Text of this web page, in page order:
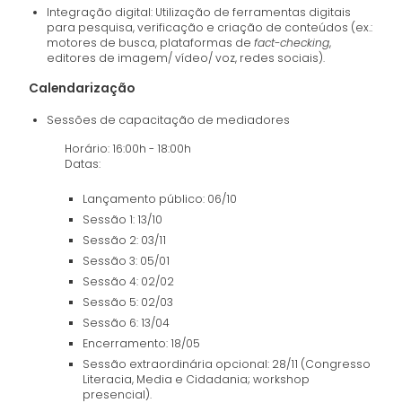
Integração digital: Utilização de ferramentas digitais
para pesquisa, verificação e criação de conteúdos (ex.:
motores de busca, plataformas defact-checking,
editores de imagem/ vídeo/ voz, redes sociais).
Calendarização
Sessões de capacitação de mediadores
Horário: 16:00h - 18:00h
Datas:
Lançamento público: 06/10
Sessão 1: 13/10
Sessão 2: 03/11
Sessão 3: 05/01
Sessão 4: 02/02
Sessão 5: 02/03
Sessão 6: 13/04
Encerramento: 18/05
Sessão extraordinária opcional: 28/11 (Congresso
Literacia, Media e Cidadania; workshop
presencial).